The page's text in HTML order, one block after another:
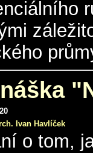
Ivan Havlíček
o tom,